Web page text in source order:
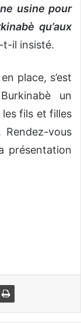
usine pour
qu’aux
t-il insisté.
place, s’est
un
fils et filles
vous
présentation